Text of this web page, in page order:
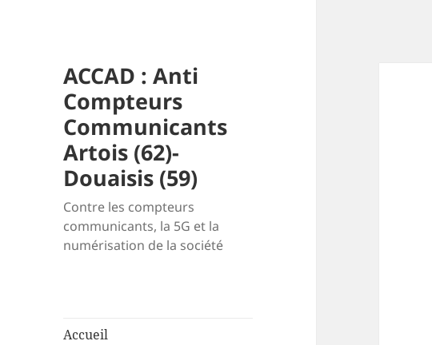
ACCAD : Anti
Compteurs
Communicants
Artois (62)-
Douaisis (59)
Contre les compteurs
communicants, la 5G et la
numérisation de la société
Accueil